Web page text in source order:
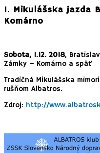
1. Mikulášska jazda
Komárno
Sobota, 1.12. 2018,
Zámky – Komárno a späť
Tradičná Mikulášska
rušňom Albatros.
Zdroj: http://